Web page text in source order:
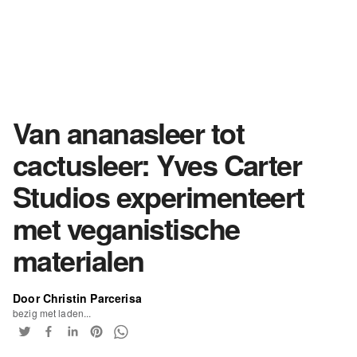
Van ananasleer tot
cactusleer: Yves Carter
Studios experimenteert
met veganistische
materialen
Door Christin Parcerisa
bezig met laden...